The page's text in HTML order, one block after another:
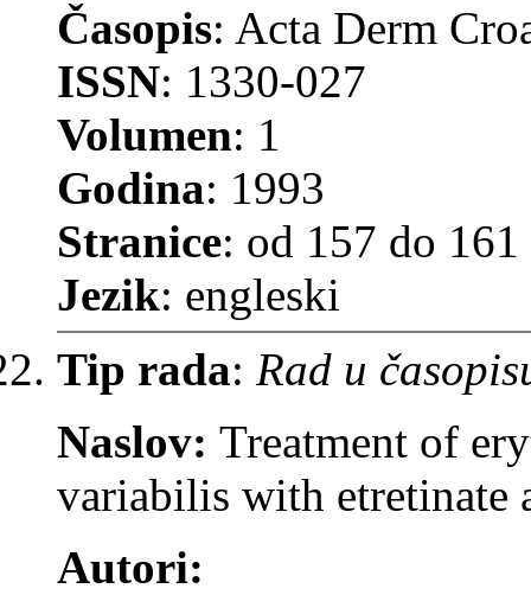
Časopis: Acta Derm
ISSN: 1330-027
Volumen: 1
Godina: 1993
Stranice: od 157 do 161
Jezik: engleski
Tip rada: Rad u
Naslov: Treatment of
variabilis with etretinate
Autori: